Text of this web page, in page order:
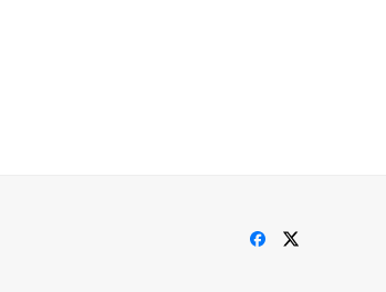
Facebook